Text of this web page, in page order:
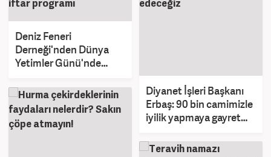
Deniz Feneri
Derneği'nden Dünya
Yetimler Günü'nde
Diyanet İşleri Başkanı
Erbaş: 90 bin camimizle
iyilik yapmaya gayret